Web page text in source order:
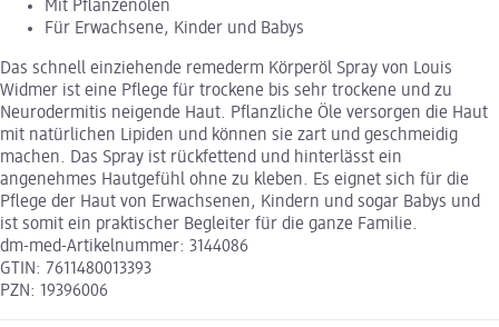
Mit Pflanzenölen
Für Erwachsene, Kinder und Babys
Das schnell einziehende remederm Körperöl Spray von Louis
Widmer ist eine Pflege für trockene bis sehr trockene und zu
Neurodermitis neigende Haut. Pflanzliche Öle versorgen die Haut
mit natürlichen Lipiden und können sie zart und geschmeidig
machen. Das Spray ist rückfettend und hinterlässt ein
angenehmes Hautgefühl ohne zu kleben. Es eignet sich für die
Pflege der Haut von Erwachsenen, Kindern und sogar Babys und
ist somit ein praktischer Begleiter für die ganze Familie.
dm-med-Artikelnummer: 3144086
GTIN: 7611480013393
PZN: 19396006